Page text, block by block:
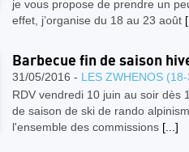
je vous propose de prendre un
effet, j’organise du 18 au 23 août
Barbecue fin de saison
31/05/2016 - LES ZWHENOS
RDV vendredi 10 juin au soir dès
de saison de ski de rando
l'ensemble des commissions [...]